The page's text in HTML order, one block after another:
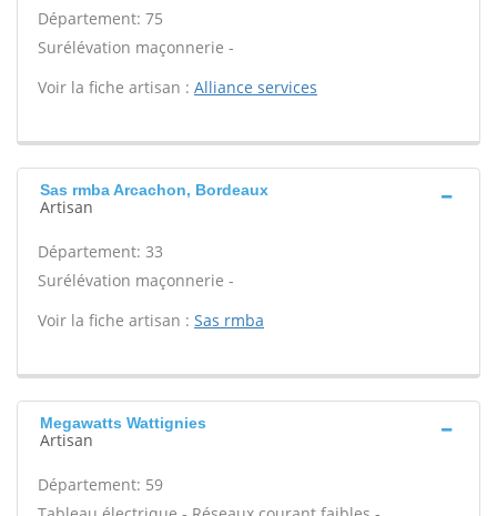
Département: 75
Surélévation maçonnerie -
Voir la fiche artisan : Alliance services
Sas rmba Arcachon, Bordeaux
Artisan
Département: 33
Surélévation maçonnerie -
Voir la fiche artisan : Sas rmba
Megawatts Wattignies
Artisan
Département: 59